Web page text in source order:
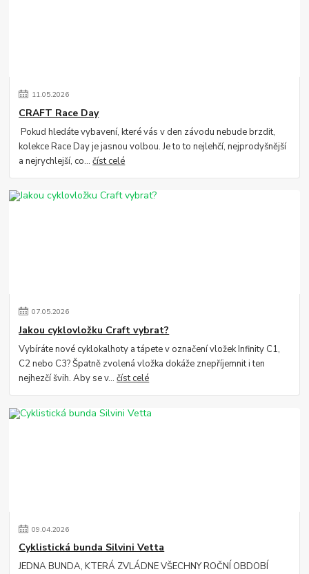
11.05.2026
CRAFT Race Day
Pokud hledáte vybavení, které vás v den závodu nebude brzdit,
kolekce Race Day je jasnou volbou. Je to to nejlehčí, nejprodyšnější
a nejrychlejší, co...číst celé
07.05.2026
Jakou cyklovložku Craft vybrat?
Vybíráte nové cyklokalhoty a tápete v označení vložek Infinity C1,
C2 nebo C3? Špatně zvolená vložka dokáže znepříjemnit i ten
nejhezčí švih. Aby se v...číst celé
09.04.2026
Cyklistická bunda Silvini Vetta
JEDNA BUNDA, KTERÁ ZVLÁDNE VŠECHNY ROČNÍ OBDOBÍ